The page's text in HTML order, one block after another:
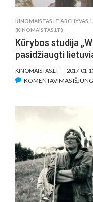
KINOMAISTAS.LT ARCHYVAS
(KINOMAISTAS.LT)
Kūrybos studija
pasidžiaugti
KINOMAISTAS.LT 2017-01-
KOMENTAVIMAS